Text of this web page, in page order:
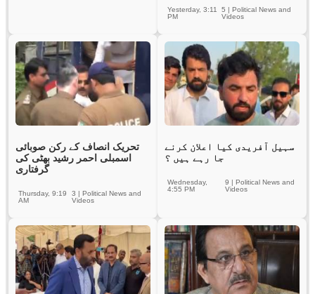
5 |Political News and
Videos
Yesterday, 3:11
PM
تحریک انصاف کے رکن صوبائی
اسمبلی احمر رشید بھٹی کی
گرفتاری
3 | Political News and
Videos
Thursday, 9:19
AM
سہیل آفریدی کیا اعلان کرنے
جا رہے ہیں ؟
9 |Political News and
Videos
Wednesday,
4:55 PM